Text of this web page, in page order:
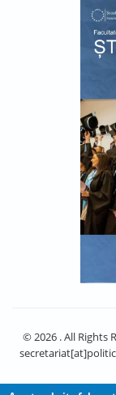
© 2026 . All Rights